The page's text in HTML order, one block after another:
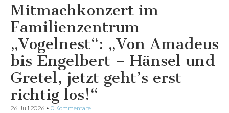
Mitmachkonzert im
Familienzentrum
„Vogelnest“: „Von Amadeus
bis Engelbert – Hänsel und
Gretel, jetzt geht’s erst
richtig los!“
26. Juli 2026 • 0 Kommentare